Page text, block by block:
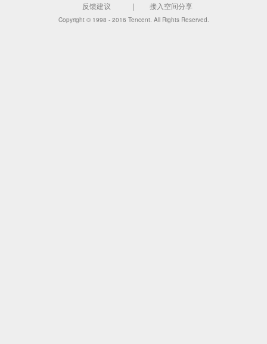
反馈建议 | 接入空间分享
Copyright © 1998 - 2016 Tencent. All Rights Reserved.